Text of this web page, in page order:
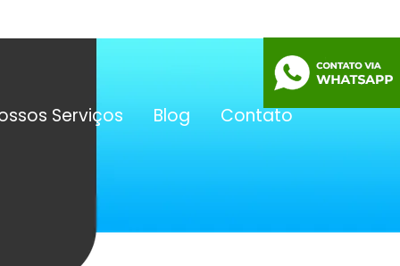
Serviços Blog Contato